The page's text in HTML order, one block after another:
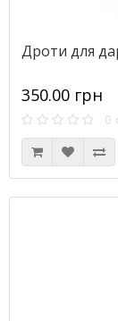
Дроти для
350.00 грн
0